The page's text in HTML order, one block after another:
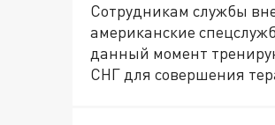
Сотрудникам службы
американские
данный момент
СНГ для совершения